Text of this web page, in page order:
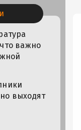
важно
выходят